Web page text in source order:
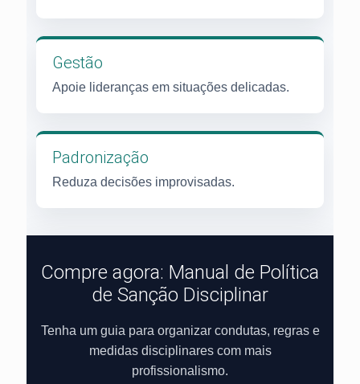
Gestão
Apoie lideranças em situações delicadas.
Padronização
Reduza decisões improvisadas.
Compre agora: Manual de Política
de Sanção Disciplinar
Tenha um guia para organizar condutas, regras e
medidas disciplinares com mais
profissionalismo.